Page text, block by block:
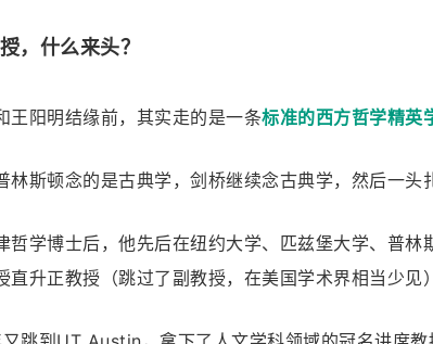
，什么来头？
王阳明结缘前，其实走的是一条标准的西方哲学精英
林斯顿念的是古典学，剑桥继续念古典学，然后一头
哲学博士后，他先后在纽约大学、匹兹堡大学、普
直升正教授（跳过了副教授，在美国学术界相当少见